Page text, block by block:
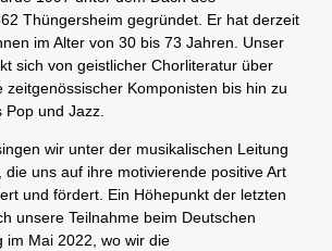
Thüngersheim gegründet. Er hat derzeit
im Alter von 30 bis 73 Jahren. Unser
sich von geistlicher Chorliteratur über
zeitgenössischer Komponisten bis hin zu
und Jazz.
wir unter der musikalischen Leitung
die uns auf ihre motivierende positive Art
und fördert. Ein Höhepunkt der letzten
unsere Teilnahme beim Deutschen
im Mai 2022, wo wir die